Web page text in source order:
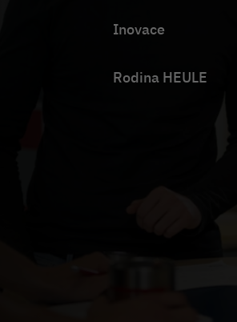
Inovace
Rodina HEULE